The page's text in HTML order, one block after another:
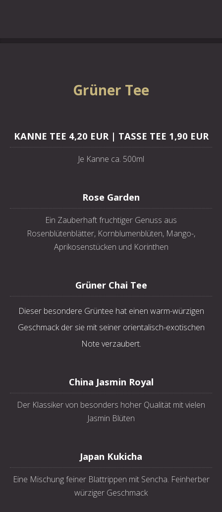
Grüner Tee
KANNE TEE 4,20 EUR | TASSE TEE 1,90 EUR
Je Kanne ca. 500ml
Rose Garden
Ein Zauberhaft fruchtiger Genuss aus
Rosenblütenblätter, Kornblumenblüten, Mango-,
Aprikosenstücken und Korinthen
Grüner Chai Tee
Dieser besondere Grüntee hat einen warm-würzigen
Geschmack der sie mit seiner orientalisch-exotischen
Note verzaubert.
China Jasmin Royal
Der Klassiker von besonders hoher Qualität mit vielen
Jasmin Blüten
Japan Kukicha
Eine Mischung feiner Blattrippen mit Sencha. Feinherber
würziger Geschmack